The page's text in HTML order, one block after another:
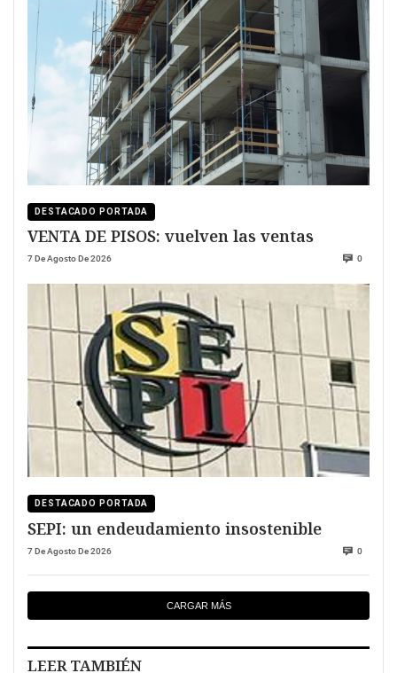
DESTACADO PORTADA
VENTA DE PISOS: vuelven las ventas
7 De Agosto De 2026 0
DESTACADO PORTADA
SEPI: un endeudamiento insostenible
7 De Agosto De 2026 0
CARGAR MÁS
LEER TAMBIÉN